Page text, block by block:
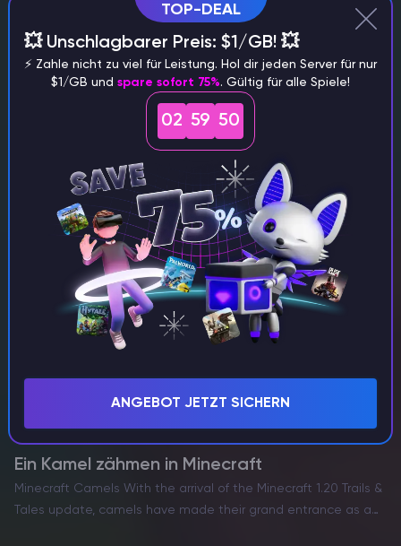
So finden Sie ein bestimmtes Biom in
Minecraft
Spielorte und Biome Die Erkundung der endlosen Welten von
Minecraft kann eine gewaltige Aufgabe sein, da das Spiel
praktisch unendlich viel Platz bietet. Die Suche nach dem
perfekten Biom für den Bau einer Basis oder…
Itskovich Spartak
Ein Kamel zähmen in Minecraft
Minecraft Camels With the arrival of the Minecraft 1.20 Trails &
Tales update, camels have made their grand entrance as a
TOP-DEAL
💥 Unschlagbarer Preis: $1/GB! 💥
⚡️ Zahle nicht zu viel für Leistung. Hol dir jeden Server für nur
$1/GB und spare sofort 75%. Gültig für alle Spiele!
02 59 49
ANGEBOT JETZT SICHERN